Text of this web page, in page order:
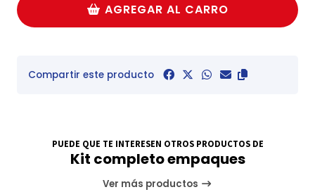
AGREGAR AL CARRO
Compartir este producto
PUEDE QUE TE INTERESEN OTROS PRODUCTOS DE
Kit completo empaques
Ver más productos